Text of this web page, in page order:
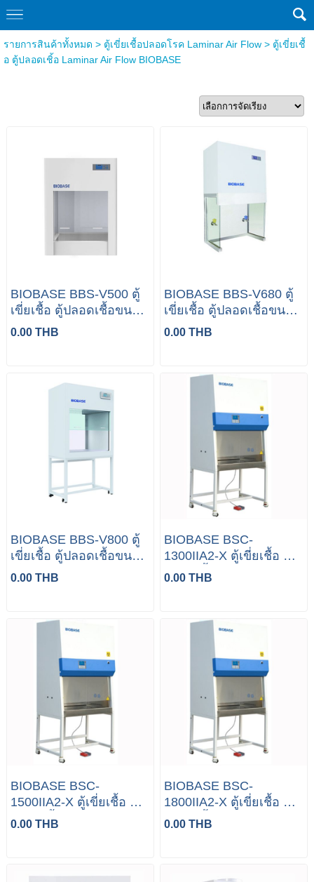
รายการสินค้าทั้งหมด > ตู้เขี่ยเชื้อปลอดโรค Laminar Air Flow> ตู้เขี่ยเชื้
อ ตู้ปลอดเชิ้อ Laminar Air Flow BIOBASE
BIOBASE BBS-V500 ตู้
เขี่ยเชื้อ ตู้ปลอดเชื้อขนาด
เล็ก Laminar air Flow
0.00 THB
BIOBASE BBS-V680 ตู้
เขี่ยเชื้อ ตู้ปลอดเชื้อขนาด
เล็ก Laminar air Flow
0.00 THB
BIOBASE BBS-V800 ตู้
เขี่ยเชื้อ ตู้ปลอดเชื้อขนาด
เล็ก Laminar air Flow
0.00 THB
BIOBASE BSC-
1300IIA2-X ตู้เขี่ยเชื้อ ตู้
ปลอดเชื้อ Laminar air
0.00 THB
BIOBASE BSC-
1500IIA2-X ตู้เขี่ยเชื้อ ตู้
ปลอดเชื้อ Laminar air
0.00 THB
BIOBASE BSC-
1800IIA2-X ตู้เขี่ยเชื้อ ตู้
ปลอดเชื้อ Laminar air
0.00 THB